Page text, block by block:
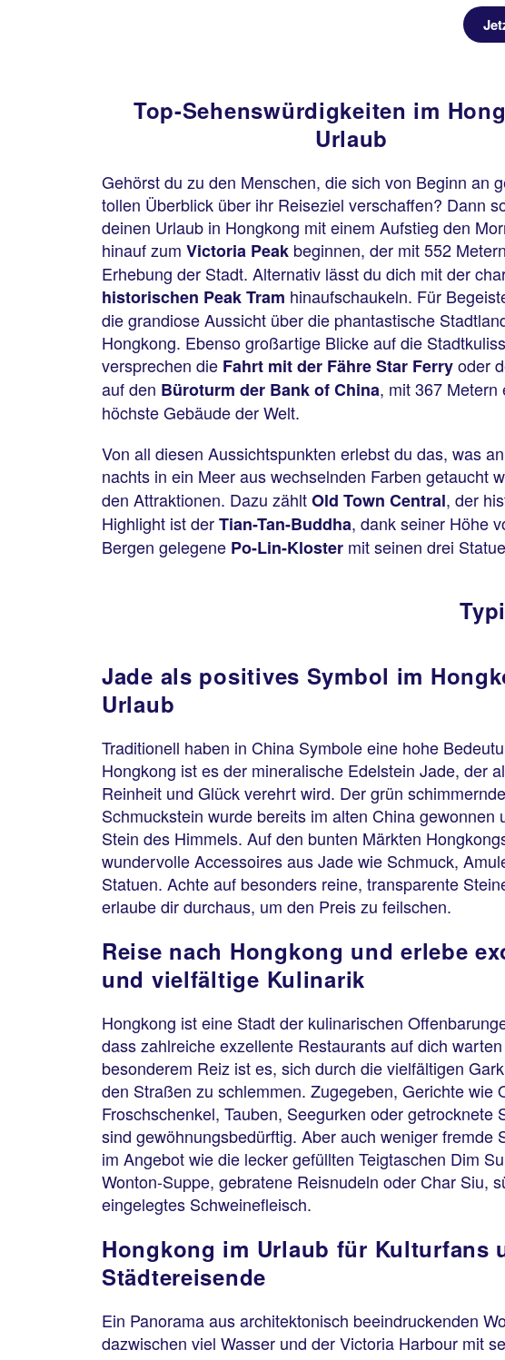
Top-Sehenswürdigkeiten im
Urlaub
Gehörst du zu den Menschen, die sich von Beginn an
tollen Überblick über ihr Reiseziel verschaffen? Dann
deinen Urlaub in Hongkong mit einem Aufstieg den
hinauf zum Victoria Peak beginnen, der mit 552
Erhebung der Stadt. Alternativ lässt du dich mit der
historischen Peak Tram hinaufschaukeln. Für
die grandiose Aussicht über die phantastische
Hongkong. Ebenso großartige Blicke auf die
versprechen die Fahrt mit der Fähre Star Ferryoder
auf den Büroturm der Bank of China, mit 367 Metern
höchste Gebäude der Welt.
Von all diesen Aussichtspunkten erlebst du das, was
nachts in ein Meer aus wechselnden Farben getaucht
den Attraktionen. Dazu zähltOld Town Central, der
Highlight ist derTian-Tan-Buddha, dank seiner Höhe
Bergen gelegene Po-Lin-Kloster mit seinen drei
Jade als positives Symbol im
Urlaub
Traditionell haben in China Symbole eine hohe
Hongkong ist es der mineralische Edelstein Jade, der
Reinheit und Glück verehrt wird. Der grün schimmernde
Schmuckstein wurde bereits im alten China gewonnen
Stein des Himmels. Auf den bunten Märkten
wundervolle Accessoires aus Jade wie Schmuck,
Statuen. Achte auf besonders reine, transparente
erlaube dir durchaus, um den Preis zu feilschen.
Reise nach Hongkong und erlebe
und vielfältige Kulinarik
Hongkong ist eine Stadt der kulinarischen
dass zahlreiche exzellente Restaurants auf dich
besonderem Reiz ist es, sich durch die vielfältigen
den Straßen zu schlemmen. Zugegeben, Gerichte wie
Froschschenkel, Tauben, Seegurken oder getrocknete
sind gewöhnungsbedürftig. Aber auch weniger fremde
im Angebot wie die lecker gefüllten Teigtaschen Dim
Wonton-Suppe, gebratene Reisnudeln oder Char Siu,
eingelegtes Schweinefleisch.
Hongkong im Urlaub für Kulturfans
Städtereisende
Ein Panorama aus architektonisch beeindruckenden
dazwischen viel Wasser und der Victoria Harbour mit